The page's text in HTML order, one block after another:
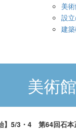
美
設
建
美術
】5/3・4 第64回石